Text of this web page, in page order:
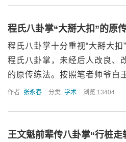
程氏八卦掌“大掰大扣”的原
程氏八卦掌十分重视“大掰大
程氏八卦掌，未经后人改良、
的原传练法。按照笔者师爷白
作者: 张永春 分类: 学术 浏览:13404
王文魁前辈传八卦掌“行桩